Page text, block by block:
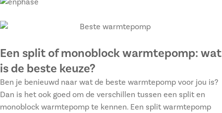
Een split of monoblock warmtepomp: wat
is de beste keuze?
Ben je benieuwd naar wat de beste warmtepomp voor jou is?
Dan is het ook goed om de verschillen tussen een split en
monoblock warmtepomp te kennen. Een split warmtepomp